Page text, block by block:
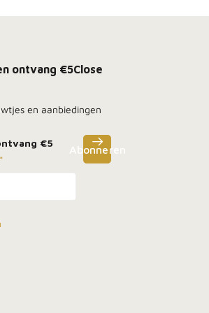
ontvang €5Close
en aanbiedingen
€5
*
Abonneren